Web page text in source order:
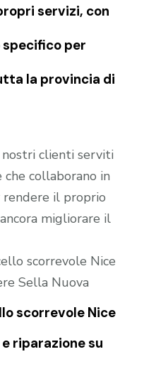
servizi, con
specifico per
la provincia di
nostri clienti serviti
collaborano in
il proprio
migliorare il
scorrevole Nice
riparazione su